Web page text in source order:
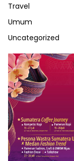
Travel
Umum
Uncategorized